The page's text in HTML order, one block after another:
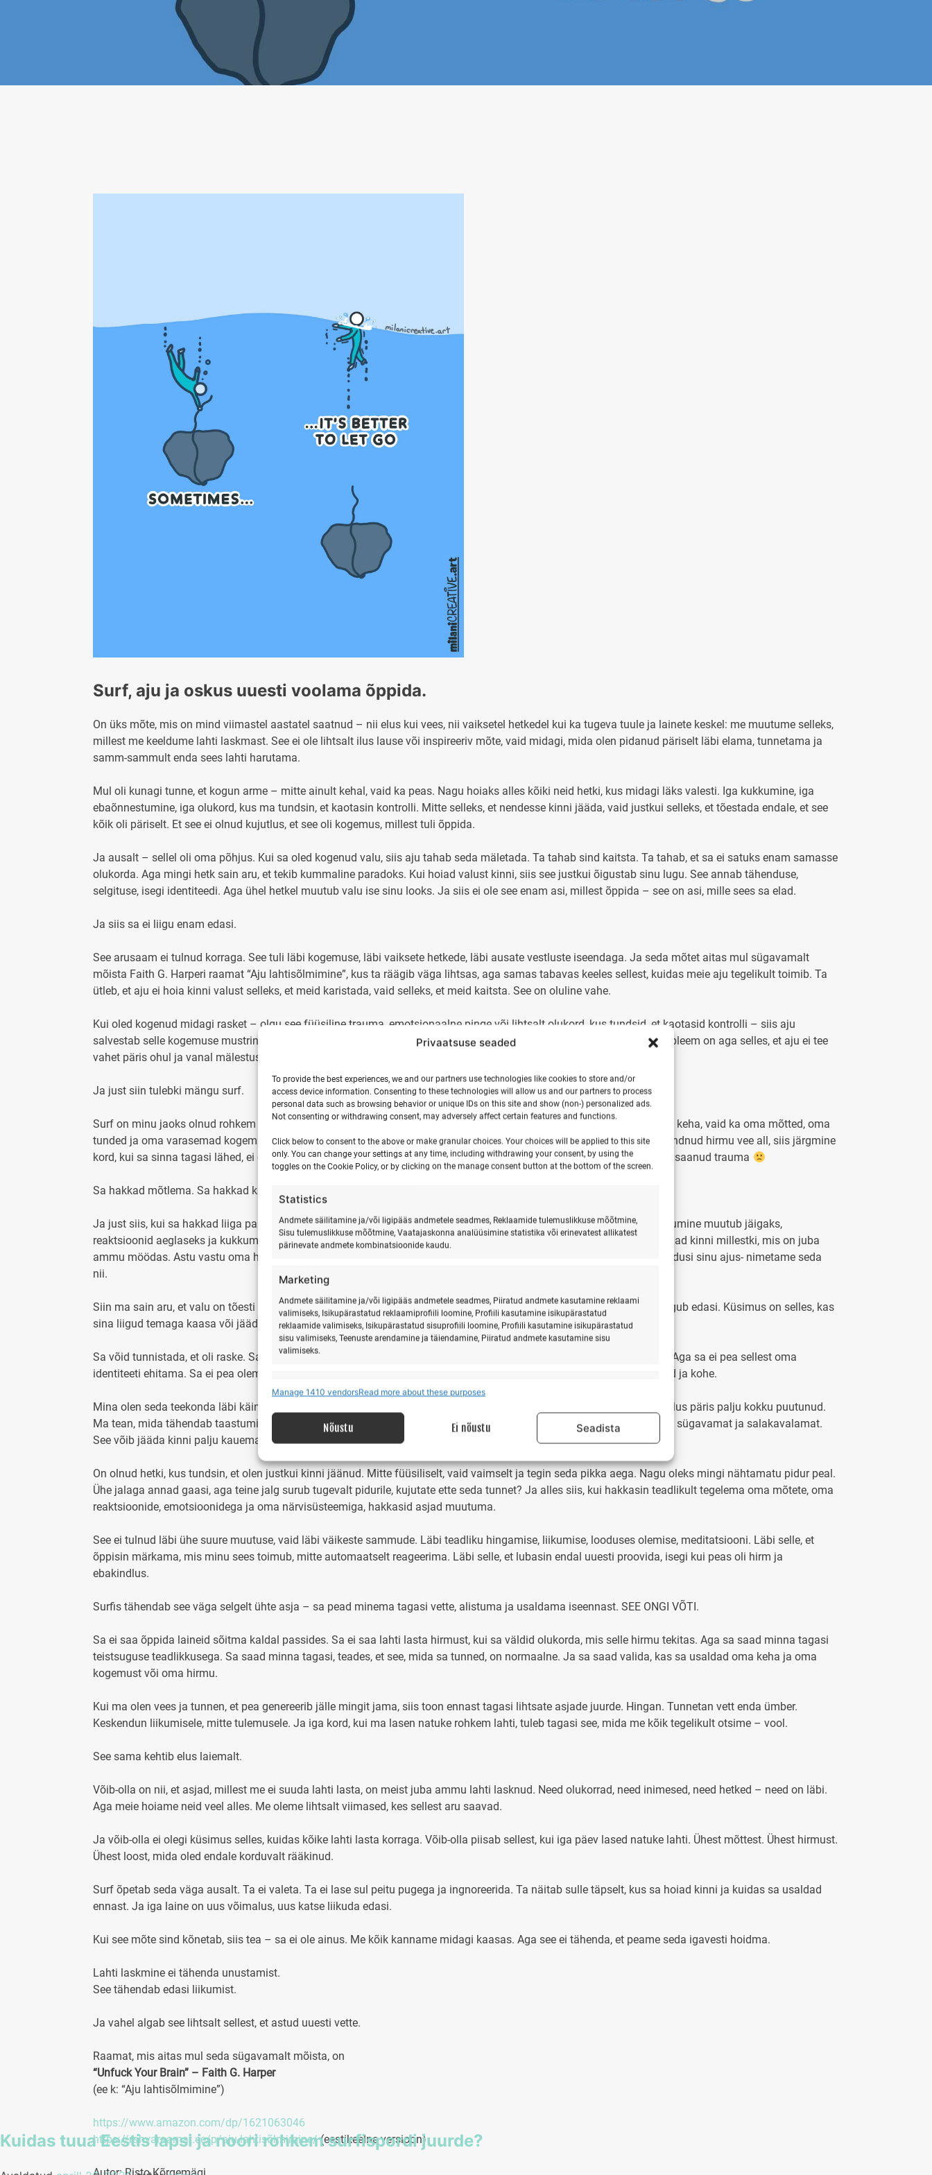
Privaatsuse seaded
To provide the best experiences, we and our partners use technologies like cookies to store and/or
access device information. Consenting to these technologies will allow us and our partners to process
personal data such as browsing behavior or unique IDs on this site and show (non-) personalized ads.
Not consenting or withdrawing consent, may adversely affect certain features and functions.
Click below to consent to the above or make granular choices. Your choices will be applied to this site
only. You can change your settings at any time, including withdrawing your consent, by using the
toggles on the Cookie Policy, or by clicking on the manage consent button at the bottom of the screen.
Statistics
Andmete säilitamine ja/või ligipääs andmetele seadmes, Reklaamide tulemuslikkuse mõõtmine,
Sisu tulemuslikkuse mõõtmine, Vaatajaskonna analüüsimine statistika või erinevatest allikatest
pärinevate andmete kombinatsioonide kaudu.
Marketing
Andmete säilitamine ja/või ligipääs andmetele seadmes, Piiratud andmete kasutamine reklaami
valimiseks, Isikupärastatud reklaamiprofiili loomine, Profiili kasutamine isikupärastatud
reklaamide valimiseks, Isikupärastatud sisuprofiili loomine, Profiili kasutamine isikupärastatud
sisu valimiseks, Teenuste arendamine ja täiendamine, Piiratud andmete kasutamine sisu
valimiseks.
seostamine, Seadmete tuvastamine automaatselt edastatud andmete põhjal.
ning vigade parandamine, Reklaami ja sisu kuvamine, Eraelu
puutumatusega seotud valikute salvestamine ja edastamine.
Always active
Manage 1410 vendorsRead more about these purposes
Nõustu Ei nõustu Seadista
Surf, aju ja oskus uuesti voolama õppida.
On üks mõte, mis on mind viimastel aastatel saatnud – nii elus kui vees, nii vaiksetel hetkedel kui ka tugeva tuule ja lainete keskel: me muutume selleks,
millest me keeldume lahti laskmast. See ei ole lihtsalt ilus lause või inspireeriv mõte, vaid midagi, mida olen pidanud päriselt läbi elama, tunnetama ja
samm-sammult enda sees lahti harutama.
Mul oli kunagi tunne, et kogun arme – mitte ainult kehal, vaid ka peas. Nagu hoiaks alles kõiki neid hetki, kus midagi läks valesti. Iga kukkumine, iga
ebaõnnestumine, iga olukord, kus ma tundsin, et kaotasin kontrolli. Mitte selleks, et nendesse kinni jääda, vaid justkui selleks, et tõestada endale, et see
kõik oli päriselt. Et see ei olnud kujutlus, et see oli kogemus, millest tuli õppida.
Ja ausalt – sellel oli oma põhjus. Kui sa oled kogenud valu, siis aju tahab seda mäletada. Ta tahab sind kaitsta. Ta tahab, et sa ei satuks enam samasse
olukorda. Aga mingi hetk sain aru, et tekib kummaline paradoks. Kui hoiad valust kinni, siis see justkui õigustab sinu lugu. See annab tähenduse,
selgituse, isegi identiteedi. Aga ühel hetkel muutub valu ise sinu looks. Ja siis ei ole see enam asi, millest õppida – see on asi, mille sees sa elad.
Ja siis sa ei liigu enam edasi.
See arusaam ei tulnud korraga. See tuli läbi kogemuse, läbi vaiksete hetkede, läbi ausate vestluste iseendaga. Ja seda mõtet aitas mul sügavamalt
mõista Faith G. Harperi raamat “Aju lahtisõlmimine”, kus ta räägib väga lihtsas, aga samas tabavas keeles sellest, kuidas meie aju tegelikult toimib. Ta
ütleb, et aju ei hoia kinni valust selleks, et meid karistada, vaid selleks, et meid kaitsta. See on oluline vahe.
Kui oled kogenud midagi rasket – olgu see füüsiline trauma, emotsionaalne pinge või lihtsalt olukord, kus tundsid, et kaotasid kontrolli – siis aju
salvestab selle kogemuse mustrina. Järgmine kord, kui sarnane olukord tekib, aktiveerub see muster automaatselt. Probleem on aga selles, et aju ei tee
vahet päris ohul ja vanal mälestusel. Ta reageerib samamoodi.
Ja just siin tulebki mängu surf.
Surf on minu jaoks olnud rohkem kui sport. See on olnud peegel. Iga kord, kui lähen vette, võtan kaasa mitte ainult oma keha, vaid ka oma mõtted, oma
tunded ja oma varasemad kogemused. Kui oled kunagi saanud korralikult lainega vastu pead, kaotanud kontrolli või tundnud hirmu vee all, siis järgmine
kord, kui sa sinna tagasi lähed, ei ole sa enam sama inimene. Sinu keha võib olla valmis, aga pea hoiab tagasi- sa oled saanud trauma
Sa hakkad mõtlema. Sa hakkad kahtlema. Sa hakkad ennast kaitsma.
Ja just siis, kui sa hakkad liiga palju mõtlema, kaob voolavus. Kaob see tunne, mille pärast me üldse vette läheme. Liikumine muutub jäigaks,
reaktsioonid aeglaseks ja kukkumine on peaaegu paratamatu. Mitte sellepärast, et sa ei oska, vaid sellepärast, et sa hoiad kinni millestki, mis on juba
ammu möödas. Astu vastu oma hirmudele ja tegele sellega, see aitab hirmusid lahustada ja loob uusi meeldivaid ühendusi sinu ajus- nimetame seda
nii.
Siin ma sain aru, et valu on tõesti õpetaja. Aga ta ei ole mõeldud elama sinu sees. Ta tuleb, annab sulle õppetunni ja liigub edasi. Küsimus on selles, kas
sina liigud temaga kaasa või jääd teda kinni hoidma.
Sa võid tunnistada, et oli raske. Sa võid ausalt öelda, et see tegi haiget. Sa võid võtta selle kogemuse ja õppida sellest. Aga sa ei pea sellest oma
identiteeti ehitama. Sa ei pea olema see inimene, kes defineerib ennast läbi oma valu- unusta ära, lõpeta see lollus nüüd ja kohe.
Mina olen seda teekonda läbi käinud nii füüsilisel kui vaimsel tasandil. Füüsiline trauma on midagi, millega olen oma elus päris palju kokku puutunud.
Ma tean, mida tähendab taastumine, valu, järjepidevus ja uuesti alustamine. Aga see, mis toimub peas, on midagi palju sügavamat ja salakavalamat.
See võib jääda kinni palju kauemaks.
On olnud hetki, kus tundsin, et olen justkui kinni jäänud. Mitte füüsiliselt, vaid vaimselt ja tegin seda pikka aega. Nagu oleks mingi nähtamatu pidur peal.
Ühe jalaga annad gaasi, aga teine jalg surub tugevalt pidurile, kujutate ette seda tunnet? Ja alles siis, kui hakkasin teadlikult tegelema oma mõtete, oma
reaktsioonide, emotsioonidega ja oma närvisüsteemiga, hakkasid asjad muutuma.
See ei tulnud läbi ühe suure muutuse, vaid läbi väikeste sammude. Läbi teadliku hingamise, liikumise, looduses olemise, meditatsiooni. Läbi selle, et
õppisin märkama, mis minu sees toimub, mitte automaatselt reageerima. Läbi selle, et lubasin endal uuesti proovida, isegi kui peas oli hirm ja
ebakindlus.
Surfis tähendab see väga selgelt ühte asja – sa pead minema tagasi vette, alistuma ja usaldama iseennast. SEE ONGI VÕTI.
Sa ei saa õppida laineid sõitma kaldal passides. Sa ei saa lahti lasta hirmust, kui sa väldid olukorda, mis selle hirmu tekitas. Aga sa saad minna tagasi
teistsuguse teadlikkusega. Sa saad minna tagasi, teades, et see, mida sa tunned, on normaalne. Ja sa saad valida, kas sa usaldad oma keha ja oma
kogemust või oma hirmu.
Kui ma olen vees ja tunnen, et pea genereerib jälle mingit jama, siis toon ennast tagasi lihtsate asjade juurde. Hingan. Tunnetan vett enda ümber.
Keskendun liikumisele, mitte tulemusele. Ja iga kord, kui ma lasen natuke rohkem lahti, tuleb tagasi see, mida me kõik tegelikult otsime – vool.
See sama kehtib elus laiemalt.
Võib-olla on nii, et asjad, millest me ei suuda lahti lasta, on meist juba ammu lahti lasknud. Need olukorrad, need inimesed, need hetked – need on läbi.
Aga meie hoiame neid veel alles. Me oleme lihtsalt viimased, kes sellest aru saavad.
Ja võib-olla ei olegi küsimus selles, kuidas kõike lahti lasta korraga. Võib-olla piisab sellest, kui iga päev lased natuke lahti. Ühest mõttest. Ühest hirmust.
Ühest loost, mida oled endale korduvalt rääkinud.
Surf õpetab seda väga ausalt. Ta ei valeta. Ta ei lase sul peitu pugega ja ingnoreerida. Ta näitab sulle täpselt, kus sa hoiad kinni ja kuidas sa usaldad
ennast. Ja iga laine on uus võimalus, uus katse liikuda edasi.
Kui see mõte sind kõnetab, siis tea – sa ei ole ainus. Me kõik kanname midagi kaasas. Aga see ei tähenda, et peame seda igavesti hoidma.
Lahti laskmine ei tähenda unustamist.
See tähendab edasi liikumist.
Ja vahel algab see lihtsalt sellest, et astud uuesti vette.
Raamat, mis aitas mul seda sügavamalt mõista, on
“Unfuck Your Brain” – Faith G. Harper
(ee k: “Aju lahtisõlmimine”)
https://www.amazon.com/dp/1621063046
https://rahvaraamat.ee/p/aju-lahtisõlmimine/(eestikeelne versioon)
Kuidas tuua Eestis lapsi ja noori rohkem surfispordi juurde?